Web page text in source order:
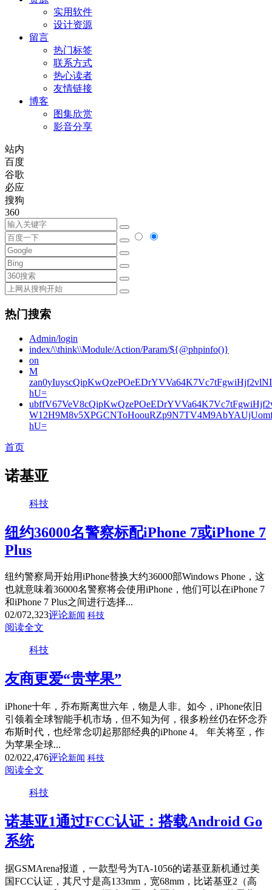
实用软件
设计资源
留言
热门标签
联系方式
热心读者
友情链接
博客
图集欣赏
影音分享
站内
百度
谷歌
必应
搜狗
360
热门搜索
Admin/login
index/\\think\\Module/Action/Param/${@phpinfo()}
on
M
hU=
hU=
首页
诺基亚
科技
纽约36000名警察标配iPhone 7或iPhone 7
Plus
纽约警察局开始用iPhone替换大约36000部Windows Phone，这
也就意味着36000名警察将会使用iPhone，他们可以在iPhone 7
和iPhone 7 Plus之间进行选择...
02/072,323评论新闻 科技
阅读全文
科技
友商更爱“贵苹果”
iPhone十年，乔布斯离世六年，物是人非。如今，iPhone依旧
引领着全球智能手机市场，但不知为何，很多粉丝仍在怀念乔
布斯时代，也经常念叨起那部经典的iPhone 4。 年关将至，作
为苹果全球...
02/022,476评论新闻 科技
阅读全文
科技
诺基亚1通过FCC认证：搭载Android Go
系统
据GSMArena报道，一款型号为TA-1056的诺基亚新机通过美
国FCC认证，其尺寸是高133mm，宽68mm，比诺基亚2（高